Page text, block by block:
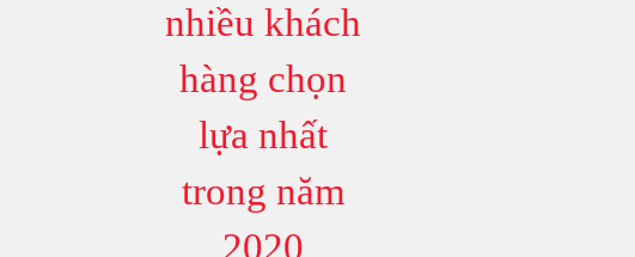
nhiều khách
hàng chọn
lựa nhất
trong năm
2020